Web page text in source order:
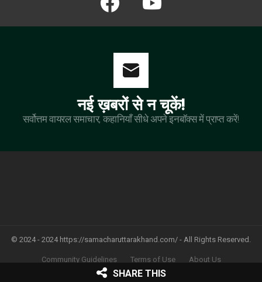
नई ख़बरों से न चूकें!
सर्वोत्तम वायरल समाचार, कहानियाँ सीधे अपने इनबॉक्स में प्राप्त करें!
© 2024 - 2024 https://samacharuttarakhand.com/ - All Rights Reserved.
Community Guidelines Terms of Use
About Us
Terms and Conditions
GDPR Privacy policy
SHARE THIS